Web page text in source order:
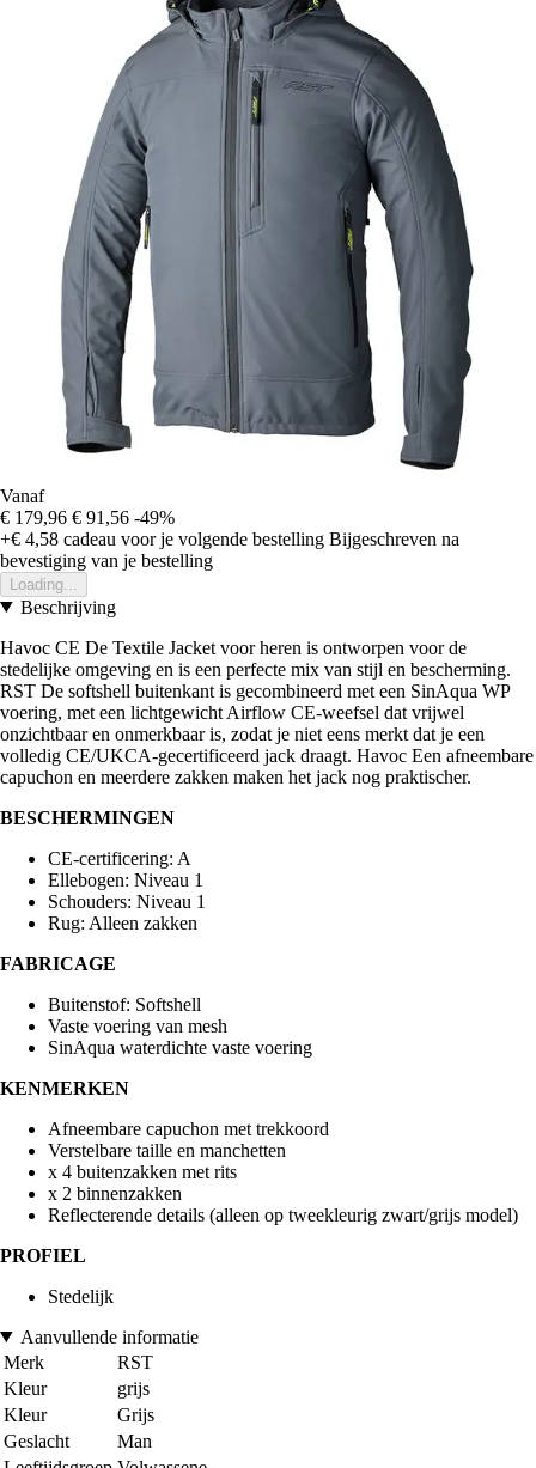
Vanaf
€ 179,96 € 91,56 -49%
+€ 4,58 cadeau voor je volgende bestelling Bijgeschreven na
bevestiging van je bestelling
Loading...
Beschrijving
Havoc CE De Textile Jacket voor heren is ontworpen voor de
stedelijke omgeving en is een perfecte mix van stijl en bescherming.
RST De softshell buitenkant is gecombineerd met een SinAqua WP
voering, met een lichtgewicht Airflow CE-weefsel dat vrijwel
onzichtbaar en onmerkbaar is, zodat je niet eens merkt dat je een
volledig CE/UKCA-gecertificeerd jack draagt. Havoc Een afneembare
capuchon en meerdere zakken maken het jack nog praktischer.
BESCHERMINGEN
CE-certificering: A
Ellebogen: Niveau 1
Schouders: Niveau 1
Rug: Alleen zakken
FABRICAGE
Buitenstof: Softshell
Vaste voering van mesh
SinAqua waterdichte vaste voering
KENMERKEN
Afneembare capuchon met trekkoord
Verstelbare taille en manchetten
x 4 buitenzakken met rits
x 2 binnenzakken
Reflecterende details (alleen op tweekleurig zwart/grijs model)
PROFIEL
Stedelijk
Aanvullende informatie
Merk
RST
Kleur
grijs
Kleur
Grijs
Geslacht
Man